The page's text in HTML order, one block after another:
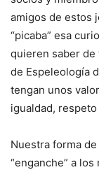
amigos de estos
“picaba” esa
quieren saber de
de Espeleología
tengan unos
igualdad,
Nuestra forma
“enganche” a